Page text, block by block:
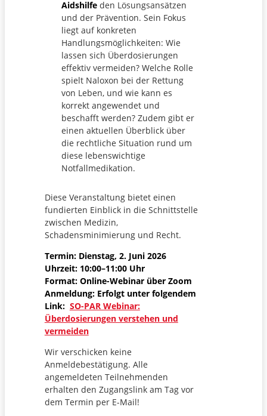
Aidshilfeden Lösungsansätzen
und der Prävention. Sein Fokus
liegt auf konkreten
Handlungsmöglichkeiten: Wie
lassen sich Überdosierungen
effektiv vermeiden? Welche Rolle
spielt Naloxon bei der Rettung
von Leben, und wie kann es
korrekt angewendet und
beschafft werden? Zudem gibt er
einen aktuellen Überblick über
die rechtliche Situation rund um
diese lebenswichtige
Notfallmedikation.
Diese Veranstaltung bietet einen
fundierten Einblick in die Schnittstelle
zwischen Medizin,
Schadensminimierung und Recht.
Termin: Dienstag, 2. Juni 2026
Uhrzeit: 10:00–11:00 Uhr
Format: Online-Webinar über Zoom
Anmeldung: Erfolgt unter folgendem
Link: SO-PAR Webinar:
Überdosierungen verstehen und
vermeiden
Wir verschicken keine
Anmeldebestätigung. Alle
angemeldeten Teilnehmenden
erhalten den Zugangslink am Tag vor
dem Termin per E-Mail!